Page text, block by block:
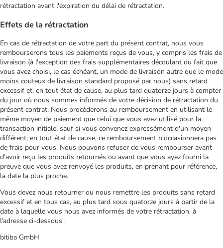
rétractation avant l'expiration du délai de rétractation.
Effets de la rétractation
En cas de rétractation de votre part du présent contrat, nous vous
rembourserons tous les paiements reçus de vous, y compris les frais de
livraison (à l'exception des frais supplémentaires découlant du fait que
vous avez choisi, le cas échéant, un mode de livraison autre que le mode
moins couteux de livraison standard proposé par nous) sans retard
excessif et, en tout état de cause, au plus tard quatorze jours à compter
du jour où nous sommes informés de votre décision de rétractation du
présent contrat. Nous procèderons au remboursement en utilisant le
même moyen de paiement que celui que vous avez utilisé pour la
transaction initiale, sauf si vous convenez expressément d'un moyen
différent; en tout état de cause, ce remboursement n'occasionnera pas
de frais pour vous. Nous pouvons refuser de vous rembourser avant
d'avoir reçu les produits retournés ou avant que vous ayez fourni la
preuve que vous avez renvoyé les produits, en prenant pour référence,
la date la plus proche.
Vous devez nous retourner ou nous remettre les produits sans retard
excessif et en tous cas, au plus tard sous quatorze jours à partir de la
date à laquelle vous nous avez informés de votre rétractation, à
l'adresse ci-dessous :
bitiba GmbH